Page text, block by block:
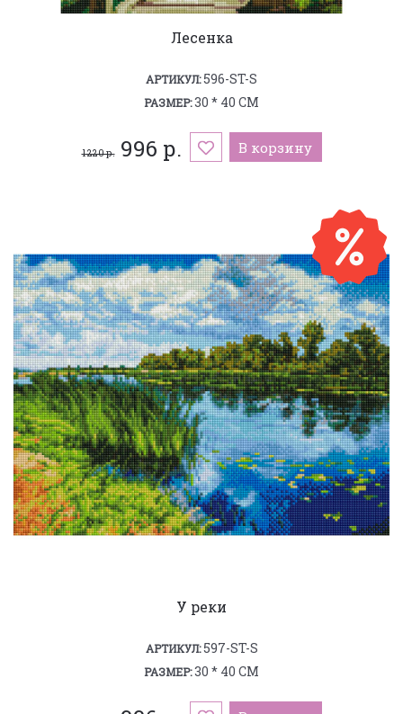
Лесенка
АРТИКУЛ:596-ST-S
РАЗМЕР:30 * 40 СМ
1 220 р.996 р. В корзину
У реки
АРТИКУЛ:597-ST-S
РАЗМЕР:30 * 40 СМ